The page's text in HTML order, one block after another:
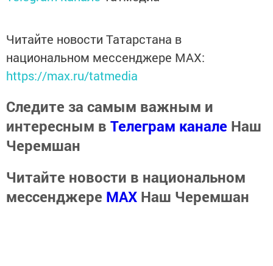
Читайте новости Татарстана в
национальном мессенджере MАХ:
https://max.ru/tatmedia
Следите за самым важным и
интересным в Телеграм канале Наш
Черемшан
Читайте новости в национальном
мессенджере MАХ Наш Черемшан